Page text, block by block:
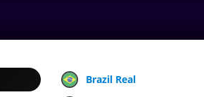
Brazil Real